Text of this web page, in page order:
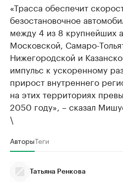
«Трасса обеспечит
безостановочное
между 4 из 8 крупнейших
Московской, Самаро-
Нижегородской и
импульс к ускоренному
прирост внутреннего
на этих территориях
2050 году», – сказал
\
АвторыТеги
Татьяна Ренкова